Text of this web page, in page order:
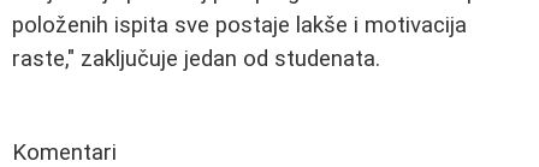
položenih ispita sve postaje lakše i motivacija
raste," zaključuje jedan od studenata.
Komentari